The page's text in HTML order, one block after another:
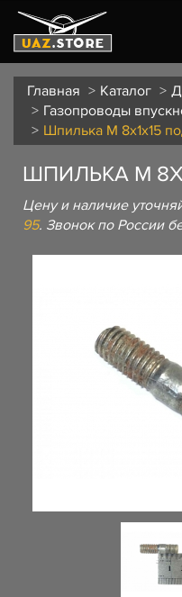
Главная Каталог
Газопроводы
Шпилька М 8х1х15
ШПИЛЬКА М
Цену и наличие
95. Звонок по России